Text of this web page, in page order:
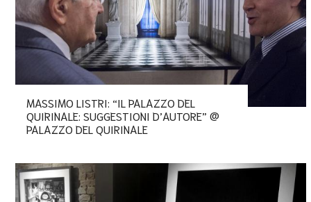
MASSIMO LISTRI: “IL PALAZZO DEL
QUIRINALE: SUGGESTIONI D’AUTORE” @
PALAZZO DEL QUIRINALE